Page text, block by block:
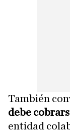
También
debe
entidad